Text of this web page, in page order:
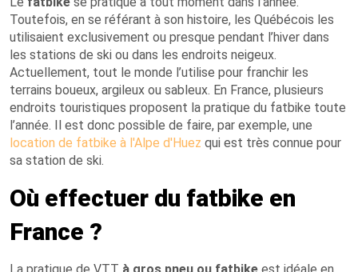
Toutefois, en se référant à son histoire, les Québécois les
utilisaient exclusivement ou presque pendant l’hiver dans
les stations de ski ou dans les endroits neigeux.
Actuellement, tout le monde l’utilise pour franchir les
terrains boueux, argileux ou sableux. En France, plusieurs
endroits touristiques proposent la pratique du fatbike toute
l’année. Il est donc possible de faire, par exemple, une
location de fatbike à l'Alpe d'Huez qui est très connue pour
sa station de ski.
Où effectuer du fatbike en
France ?